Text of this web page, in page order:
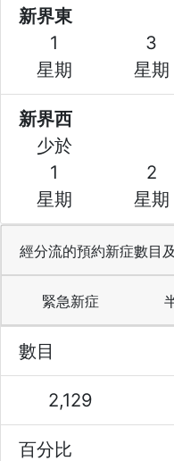
新界東
1
3
星期
星期
新界西
少於
1
2
星期
星期
經分流的預約新症數目
緊急新症
數目
2,129
百分比